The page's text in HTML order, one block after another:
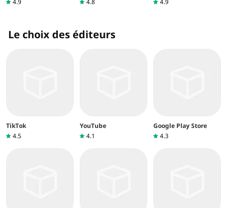
4.9 4.8 4.9
Le choix des éditeurs
TikTok
4.5
YouTube
4.1
Google Play Store
4.3